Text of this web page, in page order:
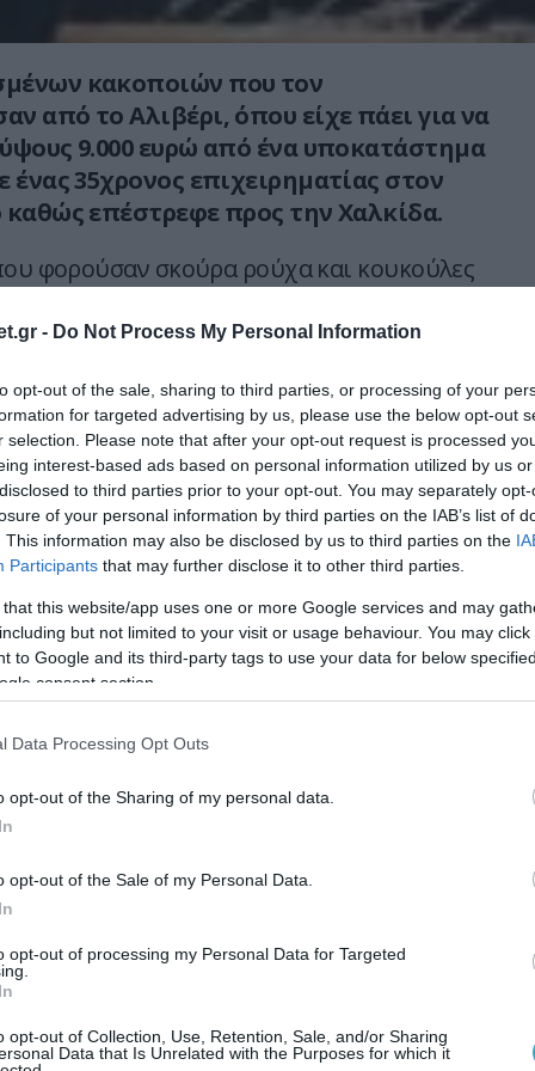
- Do Not Process My Personal Information
opt-out of the sale, sharing to third parties, or processing of your
for targeted advertising by us, please use the below opt-out
selection. Please note that after your opt-out request is processed
interest-based ads based on personal information utilized by us
to third parties prior to your opt-out. You may separately
of your personal information by third parties on the IAB’s list of
This information may also be disclosed by us to third parties on the
Participants that may further disclose it to other third parties.
that this website/app uses one or more Google services and may
but not limited to your visit or usage behaviour. You may
to Google and its third-party tags to use your data for below
consent section.
Data Processing Opt Outs
opt-out of the Sharing of my personal data.
opt-out of the Sale of my Personal Data.
opt-out of processing my Personal Data for Targeted
opt-out of Collection, Use, Retention, Sale, and/or Sharing
Data that Is Unrelated with the Purposes for which it
κακοποιών που τον
από το Αλιβέρι, όπου είχε πάει για να
9.000 ευρώ από ένα υποκατάστημα
ένας 35χρονος επιχειρηματίας στον
καθώς επέστρεφε προς την Χαλκίδα.
φορούσαν σκούρα ρούχα και κουκούλες
απειλώντας τον με πιστόλια.
του υποχρεώσεις, μπήκαν πάλι στο
και διέφυγαν προς άγνωστη κατεύθυνση. Οι
ελέγχους σε κομβικά σημεία της Εύβοιας,
να εντοπίσουν τα ίχνη τους.
αναζητούν παντού οι
προσπαθούν να ανακαλύψουν τα ίχνη
οι οποίοι λήστεψαν το μεσημέρι της
υποκατάστημα της Alpha Bank στην
Οι δράστες, που δεν είχαν καλυμμένα τα
ήταν οπλισμένοι ο ένας με «Καλάσνικοφ»
ακινητοποίησαν τους υπαλλήλους,
την κάνη ενός πιστολιού βρέθηκε ο
Άρτας- Αγρινίου, όταν πήγε να
που σταμάτησε στις αντλίες.
που φορούσαν κράνη τον
άρπαξαν όσα χρήματα είχε πάνω του και
και το κινητό του τηλέφωνο και